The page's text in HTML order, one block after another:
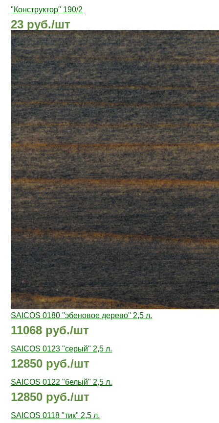
"Конструктор" 190/2
23 руб./шт
SAICOS 0180 ''эбеновое дерево'' 2,5 л.
11068 руб./шт
SAICOS 0123 "cерый" 2,5 л.
12850 руб./шт
SAICOS 0122 "белый" 2,5 л.
12850 руб./шт
SAICOS 0118 "тик" 2,5 л.